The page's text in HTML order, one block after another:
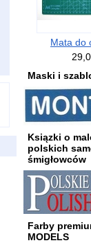
Mata do
Maski i
Ksiązki o
polskich
śmigłowców
Farby
MODELS